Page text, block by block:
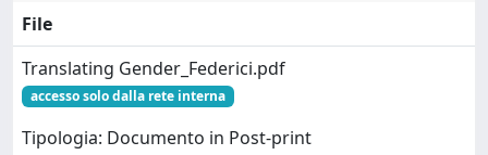
File
Translating Gender_Federici.pdf
accesso solo dalla rete interna
Tipologia: Documento in Post-print